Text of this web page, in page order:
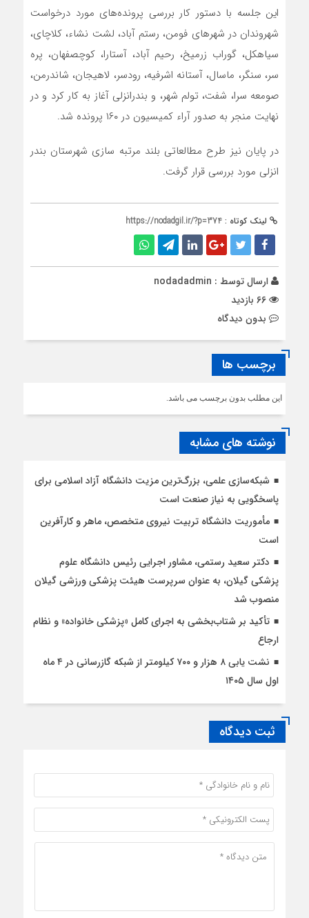
این جلسه با دستور کار بررسی پرونده‌های مورد درخواست
شهروندان در شهرهای فومن، رستم آباد، لشت نشاء، کلاچای،
سیاهکل، گوراب زرمیخ، رحیم آباد، آستارا، کوچصفهان، پره
سر، سنگر، ماسال، آستانه اشرفیه، رودسر، لاهیجان، شاندرمن،
صومعه سرا، شفت، تولم شهر، و بندرانزلی آغاز به کار کرد و در
نهایت منجر به صدور آراء کمیسیون در ۱۶۰ پرونده شد.
در پایان نیز طرح مطالعاتی بلند مرتبه سازی شهرستان بندر
انزلی مورد بررسی قرار گرفت.
لینک کوتاه : https://nodadgil.ir/?p=374
ارسال توسط : nodadadmin
بدون دیدگاه
برچسب ها
این مطلب بدون برچسب می باشد.
نوشته های مشابه
شبکه‌سازی علمی، بزرگ‌ترین مزیت دانشگاه آزاد اسلامی برای
پاسخگویی به نیاز صنعت است
مأموریت دانشگاه تربیت نیروی متخصص، ماهر و کارآفرین
است
دکتر سعید رستمی، مشاور اجرایی رئیس دانشگاه علوم
پزشکی گیلان، به عنوان سرپرست هیئت پزشکی ورزشی گیلان
منصوب شد
تأکید بر شتاب‌بخشی به اجرای کامل «پزشکی خانواده» و نظام
ارجاع
نشت یابی ۸ هزار و ۷۰۰ کیلومتر از شبکه گازرسانی در ۴ ماه
اول سال ۱۴۰۵
ثبت دیدگاه